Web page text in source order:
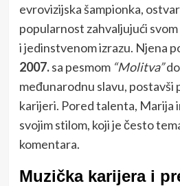
evrovizijska šampionka,
popularnost zahvaljujući
i jedinstvenom izrazu. Njena
2007.sa pesmom “Molitva”
međunarodnu slavu,
karijeri. Pored talenta, Marija
svojim stilom, koji je često
komentara.
Muzička karijera i